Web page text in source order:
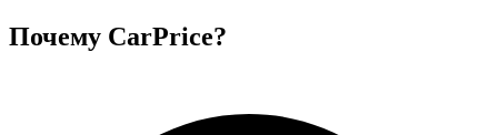
Почему CarPrice?